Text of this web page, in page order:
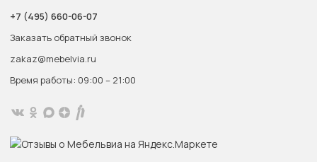
+7 (495) 660-06-07
Заказать обратный звонок
zakaz@mebelvia.ru
Время работы: 09:00 – 21:00